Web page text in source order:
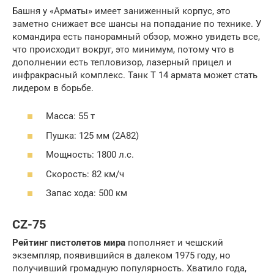
Башня у «Арматы» имеет заниженный корпус, это
заметно снижает все шансы на попадание по технике. У
командира есть панорамный обзор, можно увидеть все,
что происходит вокруг, это минимум, потому что в
дополнении есть тепловизор, лазерный прицел и
инфракрасный комплекс. Танк Т 14 армата может стать
лидером в борьбе.
Масса: 55 т
Пушка: 125 мм (2А82)
Мощность: 1800 л.с.
Скорость: 82 км/ч
Запас хода: 500 км
CZ-75
Рейтинг пистолетов мира пополняет и чешский
экземпляр, появившийся в далеком 1975 году, но
получивший громадную популярность. Хватило года,